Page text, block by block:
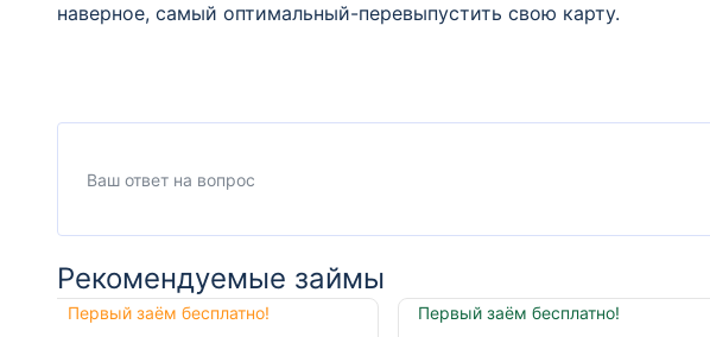
наверное, самый оптимальный-перевыпустить свою карту.
Рекомендуемые займы
Первый заём бесплатно! Первый заём бесплатно!